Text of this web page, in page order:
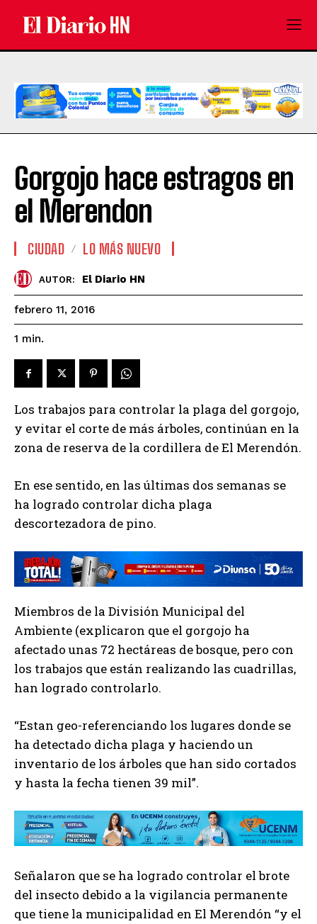
Gorgojo hace estragos en
el Merendon
CIUDAD LO MÁS NUEVO
AUTOR: El Diario HN
febrero 11, 2016
1 min.
Los trabajos para controlar la plaga del gorgojo,
y evitar el corte de más árboles, continúan en la
zona de reserva de la cordillera de El Merendón.
En ese sentido, en las últimas dos semanas se
ha logrado controlar dicha plaga
descortezadora de pino.
Miembros de la División Municipal del
Ambiente (explicaron que el gorgojo ha
afectado unas 72 hectáreas de bosque, pero con
los trabajos que están realizando las cuadrillas,
han logrado controlarlo.
“Estan geo-referenciando los lugares donde se
ha detectado dicha plaga y haciendo un
inventario de los árboles que han sido cortados
y hasta la fecha tienen 39 mil”.
Señalaron que se ha logrado controlar el brote
del insecto debido a la vigilancia permanente
que tiene la municipalidad en El Merendón “y el